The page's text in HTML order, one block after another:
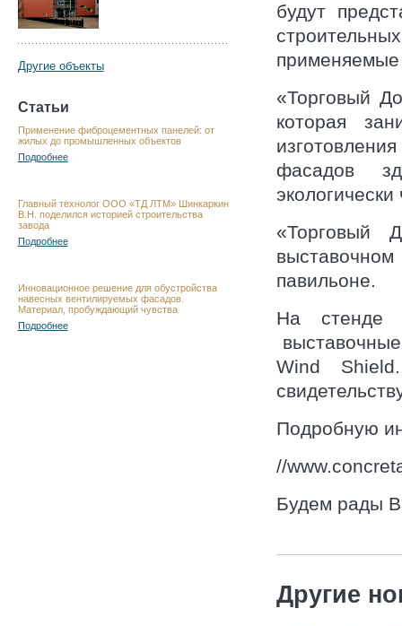
будут
применяемые
«Торговый
которая
фасадов
«Торговый
павильоне.
На стенде
Wind
Подробную
//
Будем рады
Другие
Другие объекты
Статьи
Применение фиброцементных панелей: от
жилых до промышленных объектов
Подробнее
Главный технолог ООО «ТД ЛТМ» Шинкаркин
В.Н. поделился историей строительства
завода
Подробнее
Инновационное решение для обустройства
навесных вентилируемых фасадов.
Материал, пробуждающий чувства
Подробнее